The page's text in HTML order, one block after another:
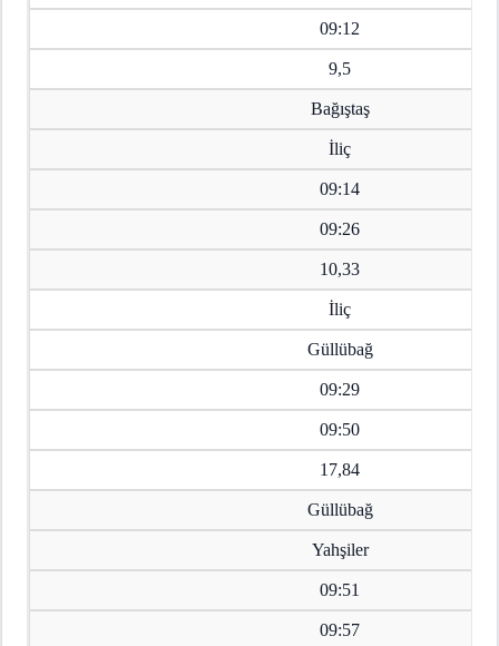
09:12
9,5
Bağıştaş
İliç
09:14
09:26
10,33
İliç
Güllübağ
09:29
09:50
17,84
Güllübağ
Yahşiler
09:51
09:57